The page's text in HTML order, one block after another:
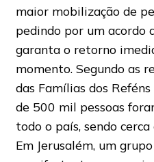
maior mobilização de
pedindo por um acordo
garanta o retorno
momento. Segundo as
das Famílias dos
de 500 mil pessoas
todo o país, sendo
Em Jerusalém, um